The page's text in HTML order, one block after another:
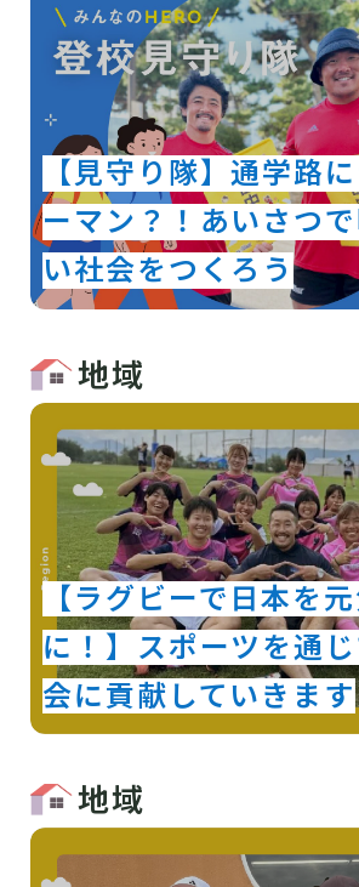
【見守り隊】通学路
ーマン？！あいさつで
い社会をつくろう
地域
【ラグビーで日本を
に！】スポーツを通
会に貢献していきます
地域